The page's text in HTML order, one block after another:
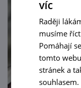
víc
Raději
musíme
Pomáhají
tomto
stránek a